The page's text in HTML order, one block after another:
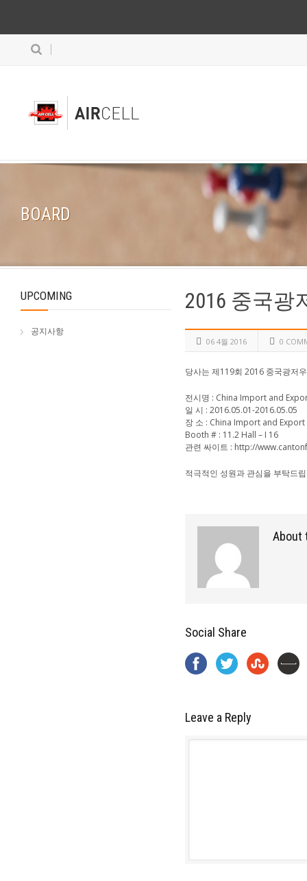
BOARD
2016 중국
06 4월 2016 0
당사는 제119회 2016 중국광저
전시명 : China Import and
일 시 : 2016.05.01-2016.05.05
장 소 : China Import and
Booth # : 11.2 Hall – I 16
관련 싸이트 : http://
적극적인 성원과 관심을 부탁드
About
Social Share
Leave a Reply
UPCOMING
공지사항